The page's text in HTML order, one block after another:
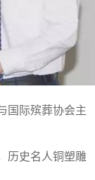
国际殡葬协会主
历史名人铜塑雕